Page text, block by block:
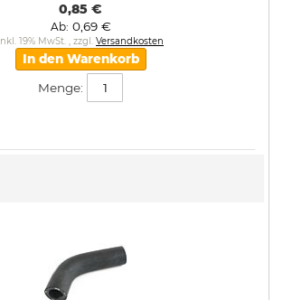
0,85 €
Ab 0,69 €
Inkl. 19% MwSt. , zzgl. Versandkosten
In den Warenkorb
Menge: